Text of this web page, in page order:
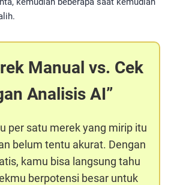
Manual vs. Cek
Analisis AI
per satu merek yang mirip itu
belum tentu akurat. Dengan
kamu bisa langsung tahu
berpotensi besar untuk